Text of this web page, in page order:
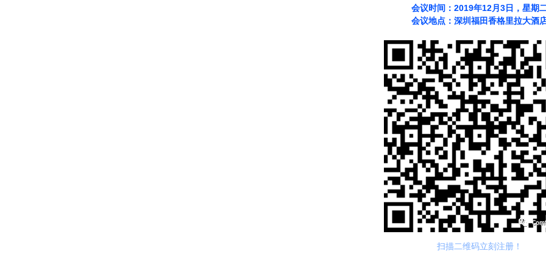
会议时间：2019年12月3日，星期
会议地点：深圳福田香格里拉大酒
扫描二维码立刻注册！